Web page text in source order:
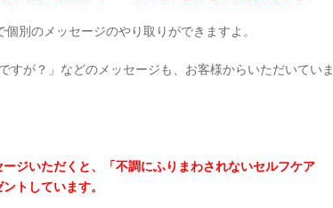
別のメッセージのやり取りができますよ。
が？」などのメッセージも、お客様からいただいていま
ジいただくと、「不調にふりまわされないセルフケア
トしています。